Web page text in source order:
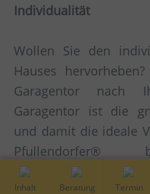
Individualität
Wollen Sie den
Hauses
Garagentor nach
Garagentor ist die
und damit die ideale
Pfullendorfer®
Inhalt Kostenfreie Vor-Ort